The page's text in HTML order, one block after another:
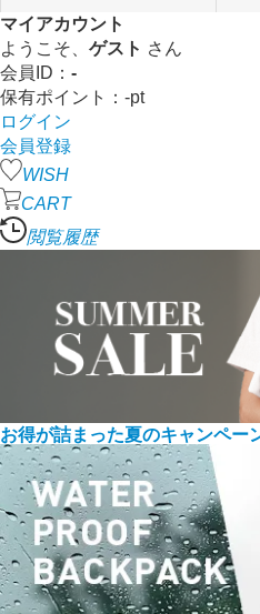
マイアカウント
ようこそ、 ゲスト さん
会員ID： -
保有ポイント： -pt
ログイン
会員登録
WISH
CART
閲覧履歴
お得が詰まった夏のキャンペー